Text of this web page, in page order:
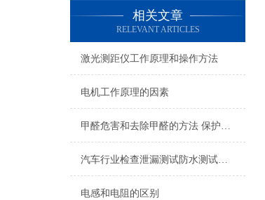
相关文章
RELEVANT ARTICLES
激光测距仪工作原理和操作方法
电机工作原理的因素
甲醛危害和去除甲醛的方法 保护家人生命安全
汽车行业检查泄漏测试防水测试方案
电感和电阻的区别